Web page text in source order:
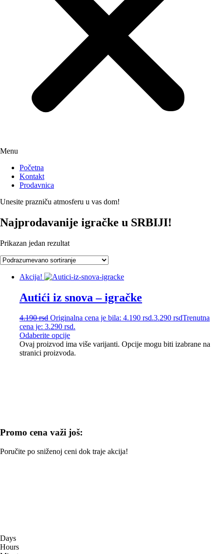
Menu
Početna
Kontakt
Prodavnica
Unesite prazniču atmosferu u vas dom!
Najprodavanije igračke u SRBIJI!
Prikazan jedan rezultat
Akcija!
Autići iz snova – igračke
4.190rsd Originalna cena je bila: 4.190 rsd.3.290 rsdTrenutna
cena je: 3.290 rsd.
Odaberite opcije
Ovaj proizvod ima više varijanti. Opcije mogu biti izabrane na
stranici proizvoda.
Promo cena važi još:
Poručite po sniženoj ceni dok traje akcija!
Days
Hours